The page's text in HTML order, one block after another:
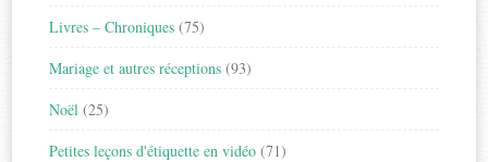
Livres – Chroniques (75)
Mariage et autres réceptions (93)
Noël (25)
Petites leçons d'étiquette en vidéo (71)